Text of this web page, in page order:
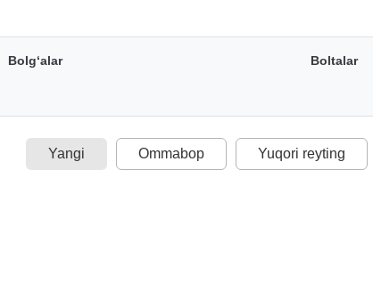
doimiy ravishda kengayib bormoqda. Biz butun
Bolg‘alar Boltalar
Yangi Ommabop Yuqori reyting